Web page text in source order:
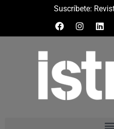
Suscríbete: